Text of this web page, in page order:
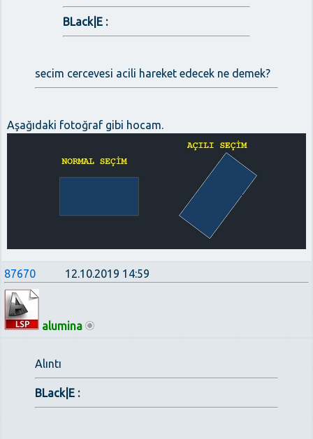
BLack|E :
secim cercevesi acili hareket edecek ne demek?
Aşağıdaki fotoğraf gibi hocam.
87670 12.10.2019 14:59
alumina
Alıntı
BLack|E :